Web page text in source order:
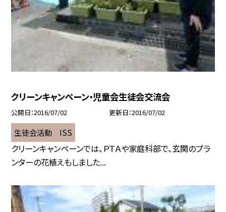
クリーンキャンペーン・児童会生徒会交流会
公開日 2016/07/02 更新日 2016/07/02
生徒会活動 ISS
クリーンキャンペーンでは、ＰＴＡや家庭科部で、玄関のプラ
ンターの花植えもしました...